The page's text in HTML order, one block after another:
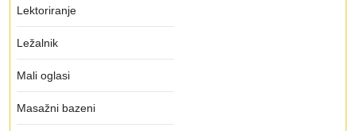
Lektoriranje
Ležalnik
Mali oglasi
Masažni bazeni